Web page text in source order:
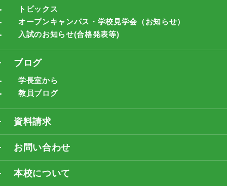
トピックス
オープンキャンパス・学校見学会（お知らせ）
入試のお知らせ(合格発表等)
ブログ
学長室から
教員ブログ
資料請求
お問い合わせ
本校について